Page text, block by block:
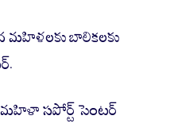
మహిళలకు బాలికలకు
సపోర్ట్ సెంటర్